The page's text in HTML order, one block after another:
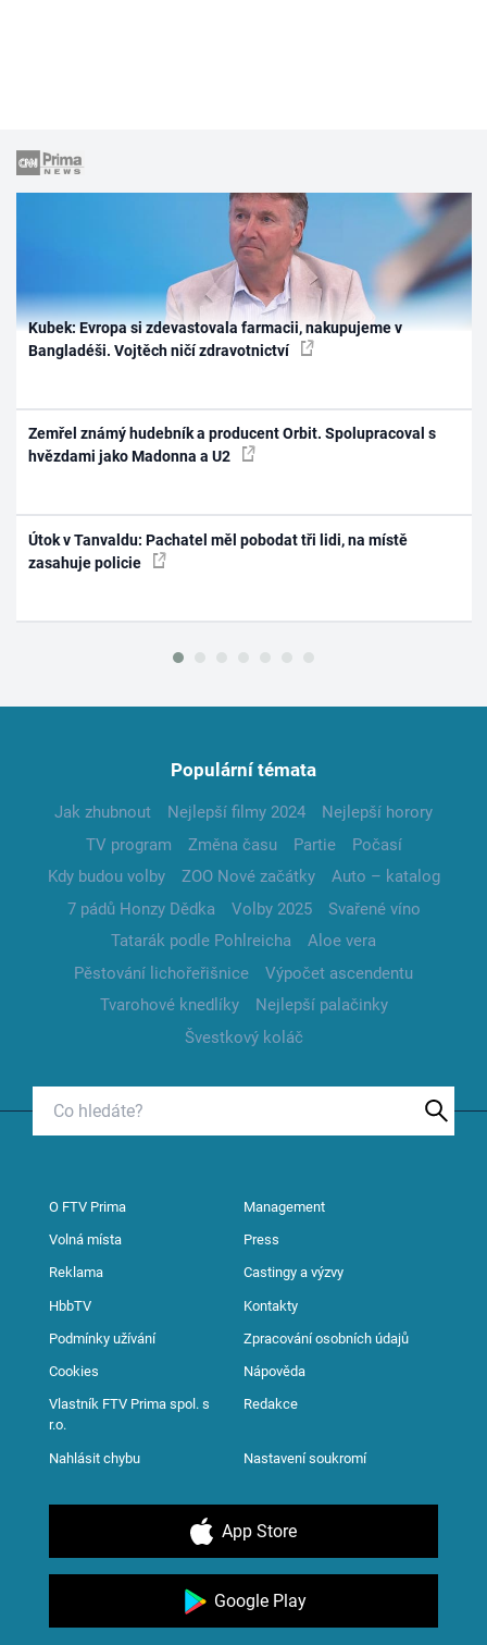
Kubek: Evropa si zdevastovala farmacii, nakupujeme v
Bangladéši. Vojtěch ničí zdravotnictví
Zemřel známý hudebník a producent Orbit. Spolupracoval s
hvězdami jako Madonna a U2
Útok v Tanvaldu: Pachatel měl pobodat tři lidi, na místě
zasahuje policie
Populární témata
Jak zhubnout Nejlepší filmy 2024
Nejlepší horory
TV program
Změna času Partie
Počasí
Kdy budou volby
ZOO Nové začátky
Auto – katalog
7 pádů Honzy Dědka
Volby 2025
Svařené víno
Tatarák podle Pohlreicha
Aloe vera
Pěstování lichořeřišnice
Výpočet ascendentu
Tvarohové knedlíky
Nejlepší palačinky
Švestkový koláč
O FTV Prima Management
Volná místa Press
Reklama Castingy a výzvy
HbbTV Kontakty
Podmínky užívání Zpracování osobních údajů
Cookies Nápověda
Vlastník FTV Prima spol. s
r.o.
Redakce
Nahlásit chybu Nastavení soukromí
App Store
Google Play